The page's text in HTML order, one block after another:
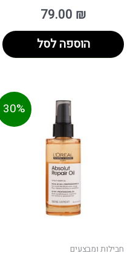
79.00 ₪
הוספה לסל
30%
חבילות ומבצעים
המחיר
המקורי
היה: